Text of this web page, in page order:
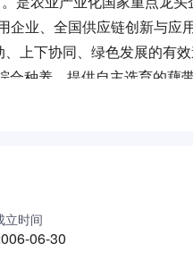
企业、全国供应链创新与应
上下协同、绿色发展的有效
合种养，提供自主选育的藕
社，发展种养面积15万亩
时，还先后与华中农业大学
获得国家专利15项，现有
究中心”也在华贵挂牌。
立时间
06-30